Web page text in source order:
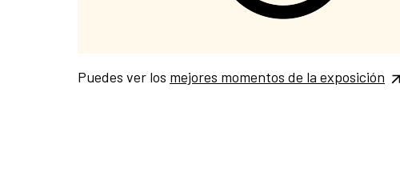
Puedes ver los mejores momentos de la exposición